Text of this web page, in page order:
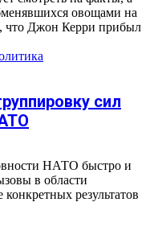
овощами на
что Джон Керри прибыл
сил
НАТО быстро и
в области
результатов